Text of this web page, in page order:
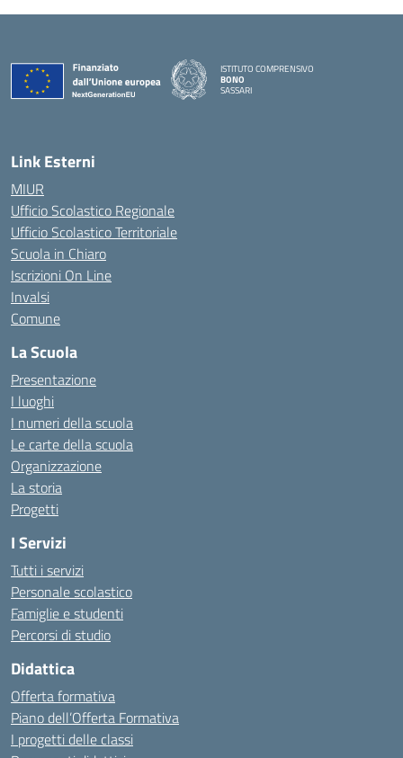
ISTITUTO COMPRENSIVO
BONO
SASSARI
Link Esterni
MIUR
Ufficio Scolastico Regionale
Ufficio Scolastico Territoriale
Scuola in Chiaro
Iscrizioni On Line
Invalsi
Comune
La Scuola
Presentazione
I luoghi
I numeri della scuola
Le carte della scuola
Organizzazione
La storia
Progetti
I Servizi
Tutti i servizi
Personale scolastico
Famiglie e studenti
Percorsi di studio
Didattica
Offerta formativa
Piano dell’Offerta Formativa
I progetti delle classi